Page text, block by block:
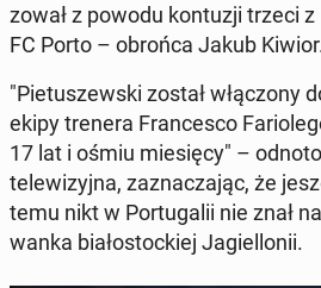
zo­wał z powodu kon­tu­zji trzeci
FC Porto – obrońca Jakub
"Pie­tu­szew­ski został włą­czo­ny
ekipy trenera Fran­ce­sco
17 lat i ośmiu mie­się­cy" –
te­le­wi­zyj­na, za­zna­cza­jąc, że
temu nikt w Por­tu­ga­lii nie znał
wan­ka bia­ło­stoc­kiej Ja­giel­lo­nii.